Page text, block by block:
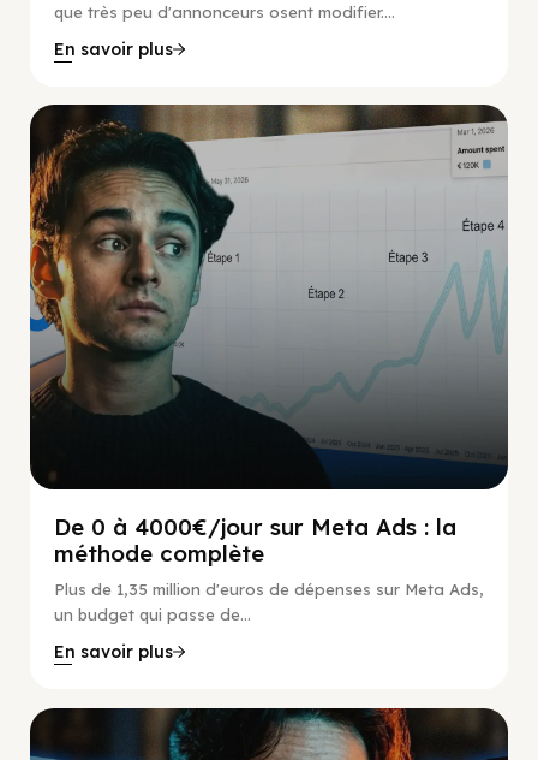
que très peu d'annonceurs osent modifier....
En savoir plus
De 0 à 4000€/jour sur Meta Ads : la
méthode complète
Plus de 1,35 million d'euros de dépenses sur Meta Ads,
un budget qui passe de...
En savoir plus
Social Scaling